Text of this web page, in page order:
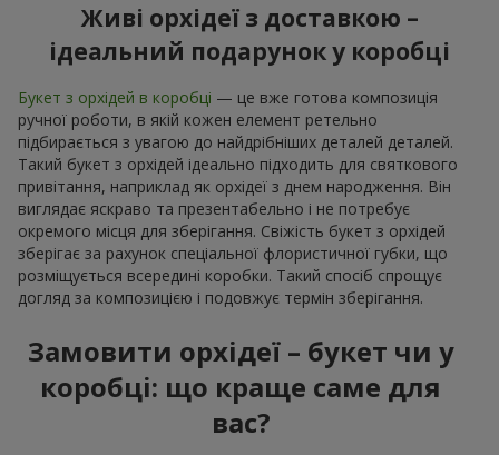
Живі орхідеї з доставкою –
ідеальний подарунок у коробці
Букет з орхідей в коробці — це вже готова композиція
ручної роботи, в якій кожен елемент ретельно
підбирається з увагою до найдрібніших деталей деталей.
Такий букет з орхідей ідеально підходить для святкового
привітання, наприклад як орхідеї з днем народження. Він
виглядає яскраво та презентабельно і не потребує
окремого місця для зберігання. Свіжість букет з орхідей
зберігає за рахунок спеціальної флористичної губки, що
розміщується всередині коробки. Такий спосіб спрощує
догляд за композицією і подовжує термін зберігання.
Замовити орхідеї – букет чи у
коробці: що краще саме для
вас?